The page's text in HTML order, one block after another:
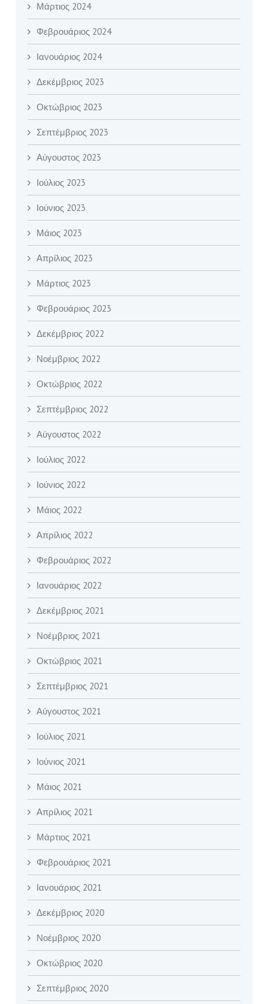
Μάρτιος 2024
Φεβρουάριος 2024
Ιανουάριος 2024
Δεκέμβριος 2023
Οκτώβριος 2023
Σεπτέμβριος 2023
Αύγουστος 2023
Ιούλιος 2023
Ιούνιος 2023
Μάιος 2023
Απρίλιος 2023
Μάρτιος 2023
Φεβρουάριος 2023
Δεκέμβριος 2022
Νοέμβριος 2022
Οκτώβριος 2022
Σεπτέμβριος 2022
Αύγουστος 2022
Ιούλιος 2022
Ιούνιος 2022
Μάιος 2022
Απρίλιος 2022
Φεβρουάριος 2022
Ιανουάριος 2022
Δεκέμβριος 2021
Νοέμβριος 2021
Οκτώβριος 2021
Σεπτέμβριος 2021
Αύγουστος 2021
Ιούλιος 2021
Ιούνιος 2021
Μάιος 2021
Απρίλιος 2021
Μάρτιος 2021
Φεβρουάριος 2021
Ιανουάριος 2021
Δεκέμβριος 2020
Νοέμβριος 2020
Οκτώβριος 2020
Σεπτέμβριος 2020